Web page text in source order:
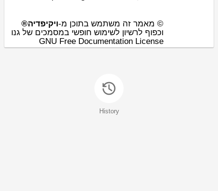
© מאמר זה משתמש בתוכן מ-ויקיפדיה®
וכפוף לרשיון לשימוש חופשי במסמכים של גנו
GNU Free Documentation License
History